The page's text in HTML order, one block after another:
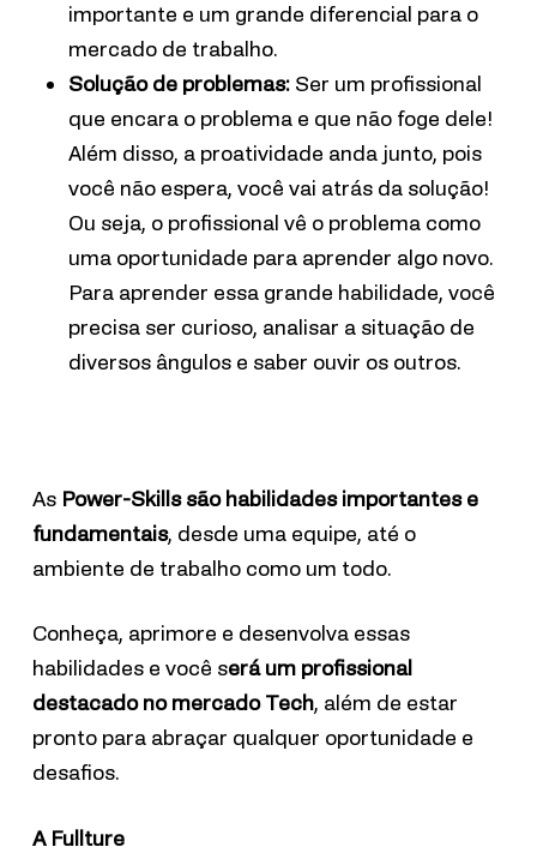
importante e um grande diferencial para o
mercado de trabalho.
Solução de problemas: Ser um profissional
que encara o problema e que não foge dele!
Além disso, a proatividade anda junto, pois
você não espera, você vai atrás da solução!
Ou seja, o profissional vê o problema como
uma oportunidade para aprender algo novo.
Para aprender essa grande habilidade, você
precisa ser curioso, analisar a situação de
diversos ângulos e saber ouvir os outros.
As Power-Skills são habilidades importantes e
fundamentais, desde uma equipe, até o
ambiente de trabalho como um todo.
Conheça, aprimore e desenvolva essas
habilidades e você será um profissional
destacado no mercado Tech, além de estar
pronto para abraçar qualquer oportunidade e
desafios.
A Fullture